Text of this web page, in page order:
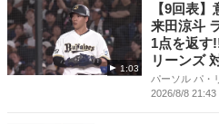
1:03
【9回表
来田涼斗
1点を返す
リーンズ
パーソル パ・
2026/8/8 21:43